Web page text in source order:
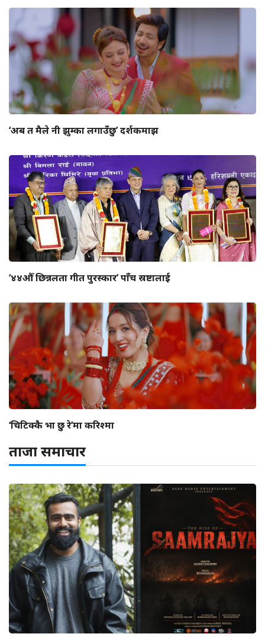
‘अब त मैले नी झुम्का लगाउँछु’ दर्शकमाझ
‘४४औँ छिन्नलता गीत पुरस्कार’ पाँच स्रष्टालाई
‘चिटिक्कै भा छु रे’मा करिश्मा
ताजा समाचार